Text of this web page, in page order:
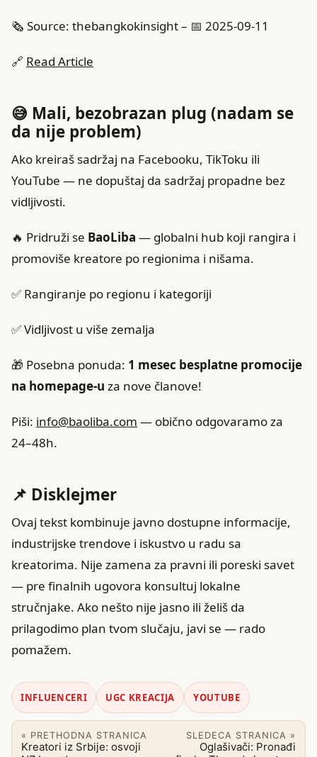
🗞️ Source: thebangkokinsight – 📅 2025-09-11
🔗 Read Article
😅 Mali, bezobrazan plug (nadam se
da nije problem)
Ako kreiraš sadržaj na Facebooku, TikToku ili
YouTube — ne dopuštaj da sadržaj propadne bez
vidljivosti.
🔥 Pridruži se BaoLiba — globalni hub koji rangira i
promoviše kreatore po regionima i nišama.
✅ Rangiranje po regionu i kategoriji
✅ Vidljivost u više zemalja
🎁 Posebna ponuda: 1 mesec besplatne promocije
na homepage-u za nove članove!
Piši: info@baoliba.com — obično odgovaramo za
24–48h.
📌 Disklejmer
Ovaj tekst kombinuje javno dostupne informacije,
industrijske trendove i iskustvo u radu sa
kreatorima. Nije zamena za pravni ili poreski savet
— pre finalnih ugovora konsultuj lokalne
stručnjake. Ako nešto nije jasno ili želiš da
prilagodimo plan tvom slučaju, javi se — rado
pomažem.
INFLUENCERI UGC KREACIJA YOUTUBE
« PRETHODNA STRANICA
Kreatori iz Srbije: osvoji
SLEDECA STRANICA »
Oglašivači: Pronađi